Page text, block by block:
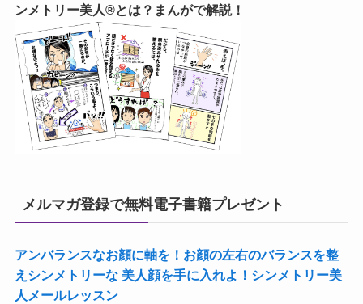
ンメトリー美人®とは？まんがで解説！
メルマガ登録で無料電子書籍プレゼント
アンバランスなお顔に軸を！お顔の左右のバランスを整
えシンメトリーな 美人顔を手に入れよ！シンメトリー美
人メールレッスン